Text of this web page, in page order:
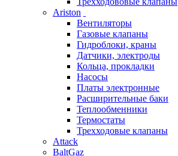
Ariston
Вентиляторы
Газовые клапаны
Гидроблоки, краны
Датчики, электроды
Кольца, прокладки
Насосы
Платы электронные
Расширительные баки
Теплообменники
Термостаты
Трехходовые клапаны
Attack
BaltGaz